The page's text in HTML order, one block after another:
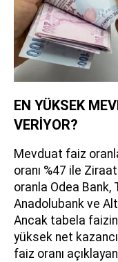
EN YÜKSEK
VERİYOR?
Mevduat faiz
oranı %47 ile
oranla Odea Bank,
Anadolubank ve
Ancak tabela
yüksek net
faiz oranı